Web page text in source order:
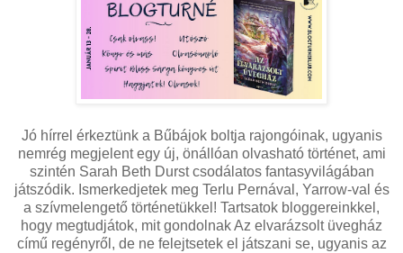
Jó hírrel érkeztünk a Bűbájok boltja rajongóinak, ugyanis
nemrég megjelent egy új, önállóan olvasható történet, ami
szintén Sarah Beth Durst csodálatos fantasyvilágában
játszódik. Ismerkedjetek meg Terlu Pernával, Yarrow-val és
a szívmelengető történetükkel! Tartsatok bloggereinkkel,
hogy megtudjátok, mit gondolnak Az ​elvarázsolt üvegház
című regényről, de ne felejtsetek el játszani se, ugyanis az